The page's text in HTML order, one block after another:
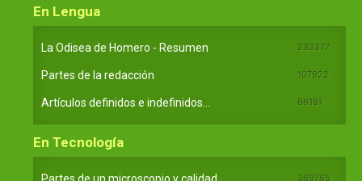
En Lengua
La Odisea de Homero - Resumen 233377
Partes de la redacción 107922
Artículos definidos e indefinidos... 66181
En Tecnología
369765